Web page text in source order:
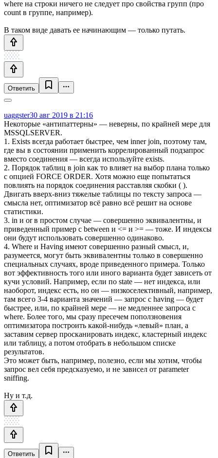
where на строки ничего не следует про свойства групп (про
count в группе, например).
В таком виде давать ее начинающим — только путать.
Ответить
uaggster30 авг 2019 в 21:16
Некоторые «антипаттерны» — неверны, по крайней мере для
MSSQLSERVER.
1. Exists всегда работает быстрее, чем inner join, поэтому там,
где вы в состоянии применить коррелированный подзапрос
вместо соединения — всегда используйте exists.
2. Порядок таблиц в join как то влияет на выбор плана только
с опцией FORCE ORDER. Хотя можно еще попытаться
повлиять на порядок соединения расставляя скобки ( ).
Двигать вверх-вниз тяжелые таблицы по тексту запроса —
смысла нет, оптимизатор всё равно всё решит на основе
статистики.
3. in и or в простом случае — совершенно эквивалентны, и
приведенный пример с between и <= и >= — тоже. И индексы
они будут использовать совершенно одинаково.
4. Where и Having имеют совершенно разный смысл, и,
разумеется, могут быть эквивалентны только в совершенно
специальных случаях, вроде приведенного примера. Только
вот эффективность того или иного варианта будет зависеть от
кучи условий. Например, если по state — нет индекса, или
наоборот, индекс есть, но он — низкоселективный, например,
там всего 3-4 варианта значений — запрос с having — будет
быстрее, или, по крайней мере — не медленнее запроса с
where. Более того, мы сразу пресечем поползновения
оптимизатора построить какой-нибудь «левый» план, а
заставим сервер просканировать индекс, кластерный индекс
или таблицу, а потом отобрать в небольшом списке
результатов.
Это может быть, например, полезно, если мы хотим, чтобы
запрос вел себя предсказуемо, и не зависел от parameter
sniffing.
Ну и т.д.
Ответить